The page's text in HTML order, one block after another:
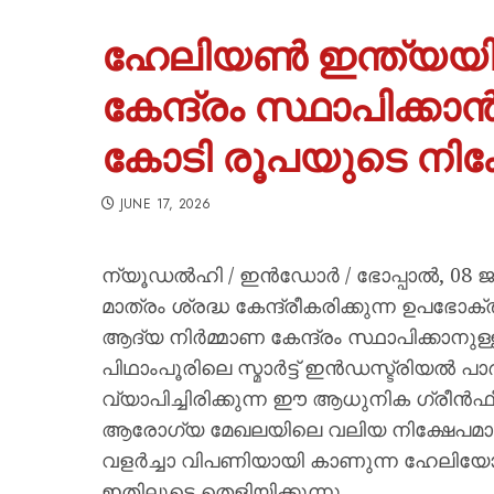
ഹേലിയൺ
കേന്ദ്രം
കോടി രൂപയുടെ
JUNE 17, 2026
ന്യൂഡൽഹി / ഇൻഡോർ / ഭോപ്പാൽ, 08
മാത്രം ശ്രദ്ധ കേന്ദ്രീകരിക്കുന്ന
ആദ്യ നിർമ്മാണ കേന്ദ്രം
പിഥാംപൂരിലെ സ്മാർട്ട് ഇൻഡസ്ട്രിയൽ
വ്യാപിച്ചിരിക്കുന്ന ഈ ആധുനിക
ആരോഗ്യ മേഖലയിലെ വലിയ
വളർച്ചാ വിപണിയായി കാണുന്ന